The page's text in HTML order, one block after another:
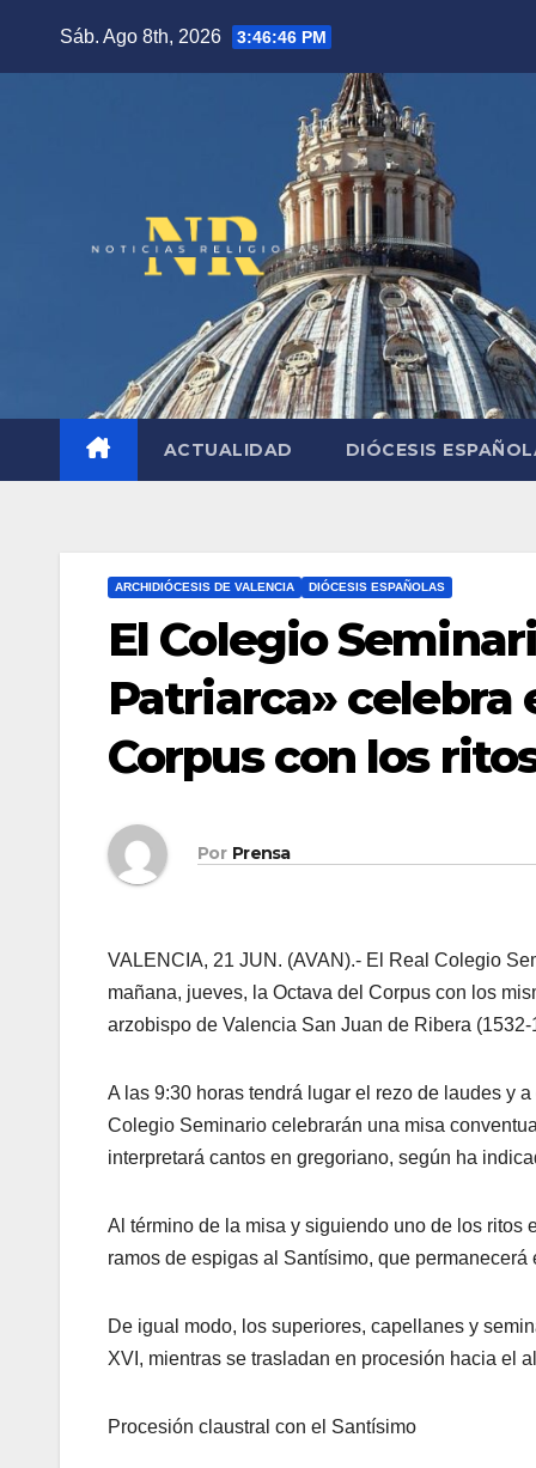
Sáb. Ago 8th, 2026 3:46:47 PM
ACTUALIDAD DIÓCESIS
ARCHIDIÓCESIS DE VALENCIA DIÓCESIS ESPAÑOLAS
El Colegio
Patriarca» celebra
Corpus con los
Por Prensa
VALENCIA, 21 JUN. (AVAN).- El Real Colegio
mañana, jueves, la Octava del Corpus con los
arzobispo de Valencia San Juan de Ribera (1532-
A las 9:30 horas tendrá lugar el rezo de laudes y
Colegio Seminario celebrarán una misa
interpretará cantos en gregoriano, según ha
Al término de la misa y siguiendo uno de los ritos
ramos de espigas al Santísimo, que
De igual modo, los superiores, capellanes y
XVI, mientras se trasladan en procesión hacia el
Procesión claustral con el Santísimo